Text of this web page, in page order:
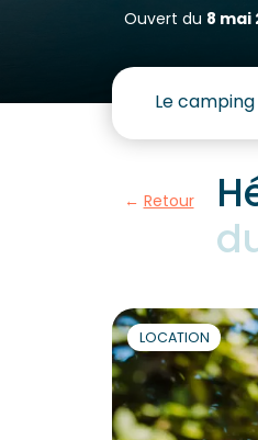
Ouvert du 8 mai
Le camping
Retour
LOCATION